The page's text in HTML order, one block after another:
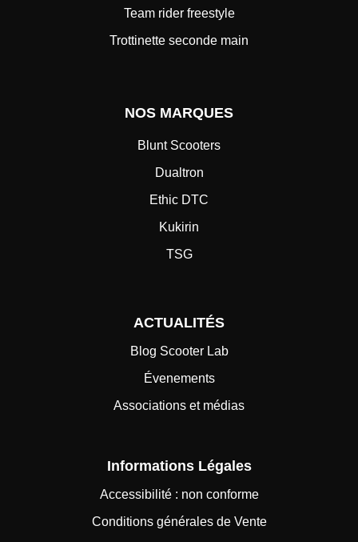
Team rider freestyle
Trottinette seconde main
NOS MARQUES
Blunt Scooters
Dualtron
Ethic DTC
Kukirin
TSG
ACTUALITÉS
Blog Scooter Lab
Évenements
Associations et médias
Informations Légales
Accessibilité : non conforme
Conditions générales de Vente